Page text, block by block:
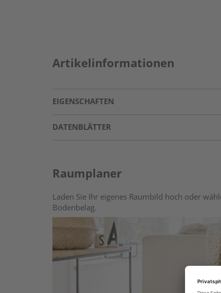
Artikelinformationen
EIGENSCHAFTEN
DATENBLÄTTER
Raumplaner
Laden Sie Ihr eigenes Raumbild hoch oder
Bodenbelag.